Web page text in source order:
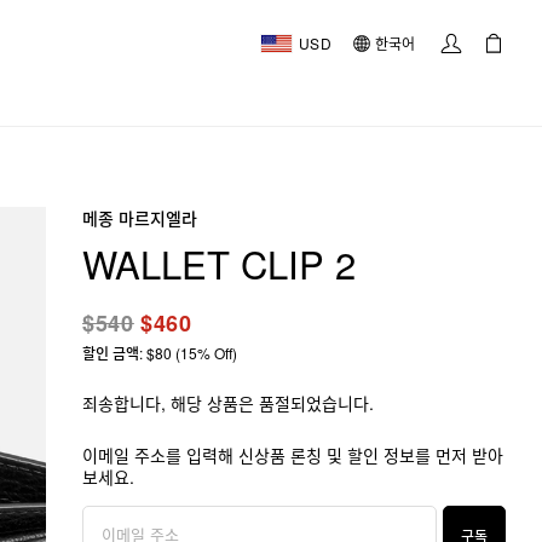
USD 한국어
메종 마르지엘라
WALLET CLIP 2
$540$460
할인 금액: $80 (15% Off)
죄송합니다, 해당 상품은 품절되었습니다.
이메일 주소를 입력해 신상품 론칭 및 할인 정보를 먼저 받아
보세요.
구독